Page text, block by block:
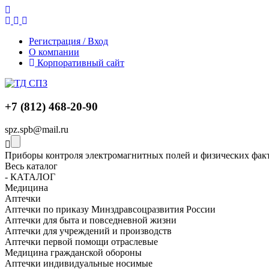
Регистрация / Вход
О компании
Корпоративный сайт
+7 (812) 468-20-90
spz.spb@mail.ru
Приборы контроля электромагнитных полей и физических
Весь каталог
- КАТАЛОГ
Медицина
Аптечки
Аптечки по приказу Минздравсоцразвития России
Аптечки для быта и повседневной жизни
Аптечки для учреждений и производств
Аптечки первой помощи отраслевые
Медицина гражданской обороны
Аптечки индивидуальные носимые